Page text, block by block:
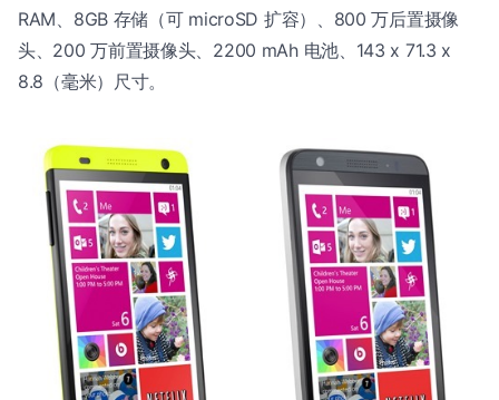
RAM、8GB 存储（可 microSD 扩容）、800 万后置摄像
头、200 万前置摄像头、2200 mAh 电池、143 x 71.3 x
8.8（毫米）尺寸。